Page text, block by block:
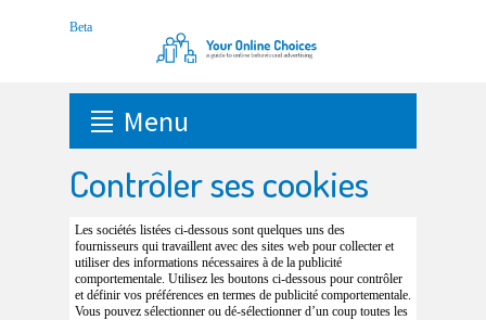
Menu
Contrôler ses cookies
Les sociétés listées ci-dessous sont quelques uns des
fournisseurs qui travaillent avec des sites web pour collecter et
utiliser des informations nécessaires à de la publicité
comportementale. Utilisez les boutons ci-dessous pour contrôler
et définir vos préférences en termes de publicité comportementale.
Vous pouvez sélectionner ou dé-sélectionner d’un coup toutes les